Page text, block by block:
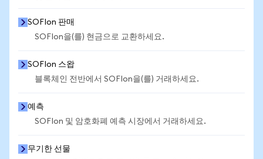
SOFIon 판매
SOFIon을(를) 현금으로 교환하세요.
SOFIon 스왑
블록체인 전반에서 SOFIon을(를) 거래하세요.
예측
SOFIon 및 암호화폐 예측 시장에서 거래하세요.
무기한 선물